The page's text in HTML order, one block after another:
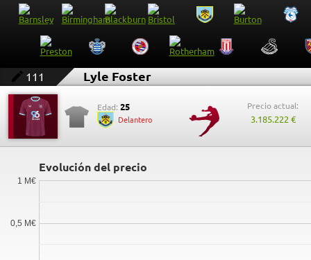
111 Lyle Foster
Edad: 25
Delantero
Precio actual:
3.185.222 €
Evolución del precio
0,5 M€
1 M€